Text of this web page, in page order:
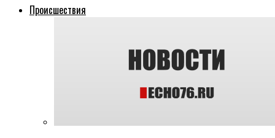
Происшествия